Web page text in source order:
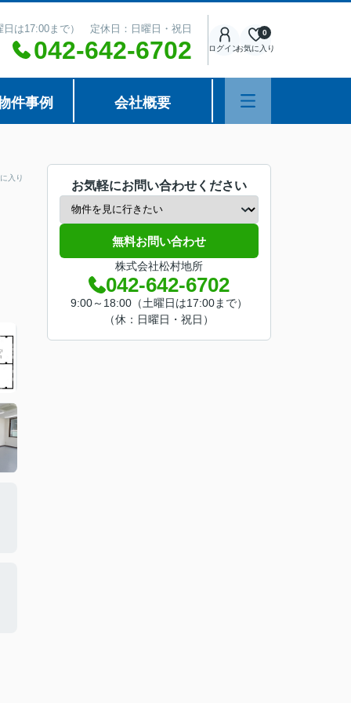
日は17:00まで） 定休日：日曜日・祝日
042-642-6702 ログインお気に入り
0
件事例 会社概要
入り
お気軽にお問い合わせください
無料お問い合わせ
株式会社松村地所
042-642-6702
9:00～18:00（土曜日は17:00まで）
（休：日曜日・祝日）